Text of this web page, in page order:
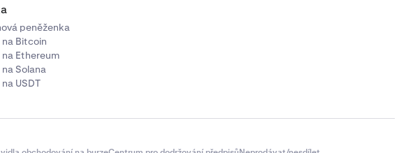
peněženka
na Bitcoin
Ethereum
Solana
USDT